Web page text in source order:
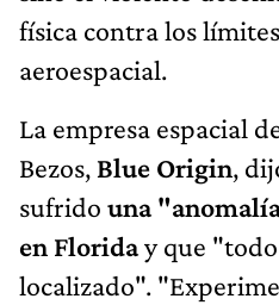
física contra los
aeroespacial.
La empresa espacial
Bezos, Blue Origin,
sufrido una
en Floriday que "todo
localizado".